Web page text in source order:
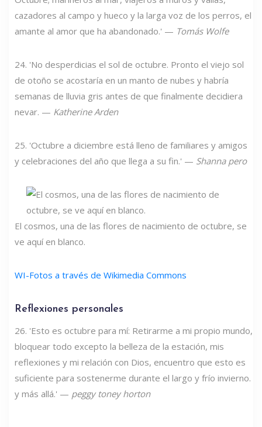
cazadores al campo y hueco y la larga voz de los perros, el
amante al amor que ha abandonado.' — Tomás Wolfe
24. 'No desperdicias el sol de octubre. Pronto el viejo sol
de otoño se acostaría en un manto de nubes y habría
semanas de lluvia gris antes de que finalmente decidiera
nevar. — Katherine Arden
25. 'Octubre a diciembre está lleno de familiares y amigos
y celebraciones del año que llega a su fin.' — Shanna pero
El cosmos, una de las flores de nacimiento de octubre, se
ve aquí en blanco.
WI-Fotos a través de Wikimedia Commons
Reflexiones personales
26. 'Esto es octubre para mí: Retirarme a mi propio mundo,
bloquear todo excepto la belleza de la estación, mis
reflexiones y mi relación con Dios, encuentro que esto es
suficiente para sostenerme durante el largo y frío invierno.
y más allá.' — peggy toney horton